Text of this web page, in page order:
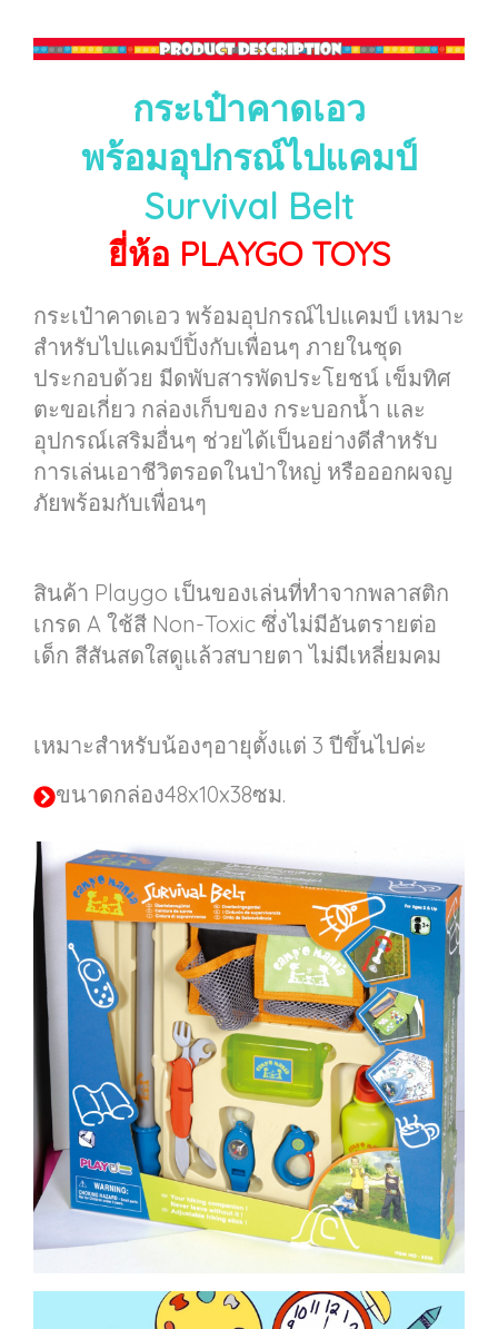
กระเป๋าคาดเอว
พร้อมอุปกรณ์ไปแคมป์
Survival Belt
ยี่ห้อ PLAYGO TOYS
กระเป๋าคาดเอว พร้อมอุปกรณ์ไปแคมป์ เหมาะ
สำหรับไปแคมป์ปิ้งกับเพื่อนๆ ภายในชุด
ประกอบด้วย มีดพับสารพัดประโยชน์ เข็มทิศ
ตะขอเกี่ยว กล่องเก็บของ กระบอกน้ำ และ
อุปกรณ์เสริมอื่นๆ ช่วยได้เป็นอย่างดีสำหรับ
การเล่นเอาชีวิตรอดในป่าใหญ่ หรือออกผจญ
ภัยพร้อมกับเพื่อนๆ
สินค้า Playgo เป็นของเล่นที่ทำจากพลาสติก
เกรด A ใช้สี Non-Toxic ซึ่งไม่มีอันตรายต่อ
เด็ก สีสันสดใสดูแล้วสบายตา ไม่มีเหลี่ยมคม
เหมาะสำหรับน้องๆอายุตั้งแต่ 3 ปีขึ้นไปค่ะ
ขนาดกล่อง48x10x38ซม.